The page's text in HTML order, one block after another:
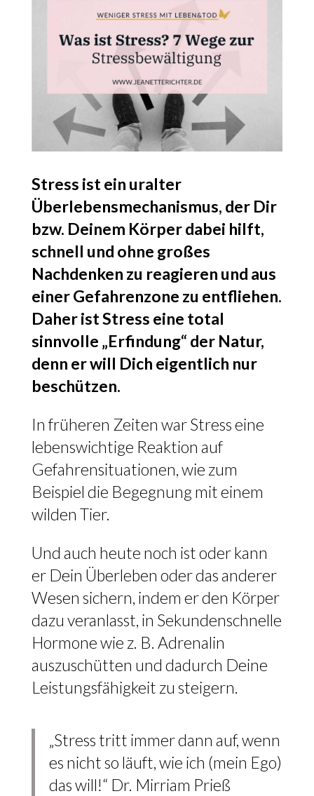
Stress ist ein uralter
Überlebensmechanismus, der Dir
bzw. Deinem Körper dabei hilft,
schnell und ohne großes
Nachdenken zu reagieren und aus
einer Gefahrenzone zu entfliehen.
Daher ist Stress eine total
sinnvolle „Erfindung“ der Natur,
denn er will Dich eigentlich nur
beschützen.
In früheren Zeiten war Stress eine
lebenswichtige Reaktion auf
Gefahrensituationen, wie zum
Beispiel die Begegnung mit einem
wilden Tier.
Und auch heute noch ist oder kann
er Dein Überleben oder das anderer
Wesen sichern, indem er den Körper
dazu veranlasst, in Sekundenschnelle
Hormone wie z. B. Adrenalin
auszuschütten und dadurch Deine
Leistungsfähigkeit zu steigern.
„Stress tritt immer dann auf, wenn
es nicht so läuft, wie ich (mein Ego)
das will!“ Dr. Mirriam Prieß